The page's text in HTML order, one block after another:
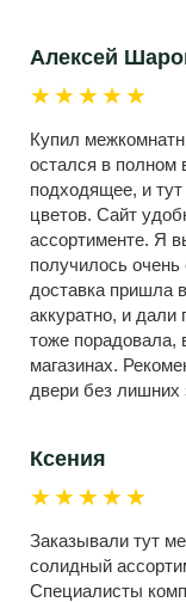
Алексей
★★★★★
Купил
остался в полном
подходящее, и
цветов. Сайт
ассортименте. Я
получилось
доставка пришла
аккуратно, и дали
тоже
магазинах.
двери без лишних
Ксения
★★★★★
Заказывали тут
солидный
Специалисты